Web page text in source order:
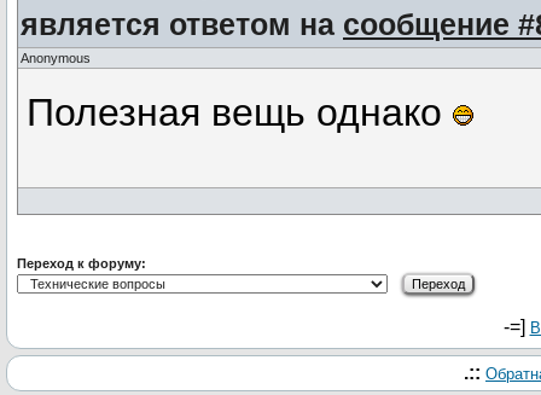
является ответом на сообщение
Anonymous
Полезная вещь однако
Переход к форуму:
-=]
.::